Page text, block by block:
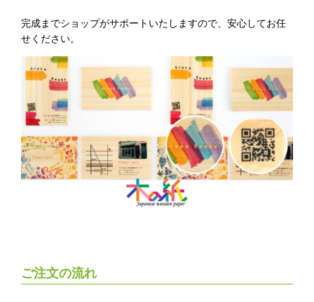
完成までショップがサポートいたしますので、安心してお任
せください。
ご注文の流れ